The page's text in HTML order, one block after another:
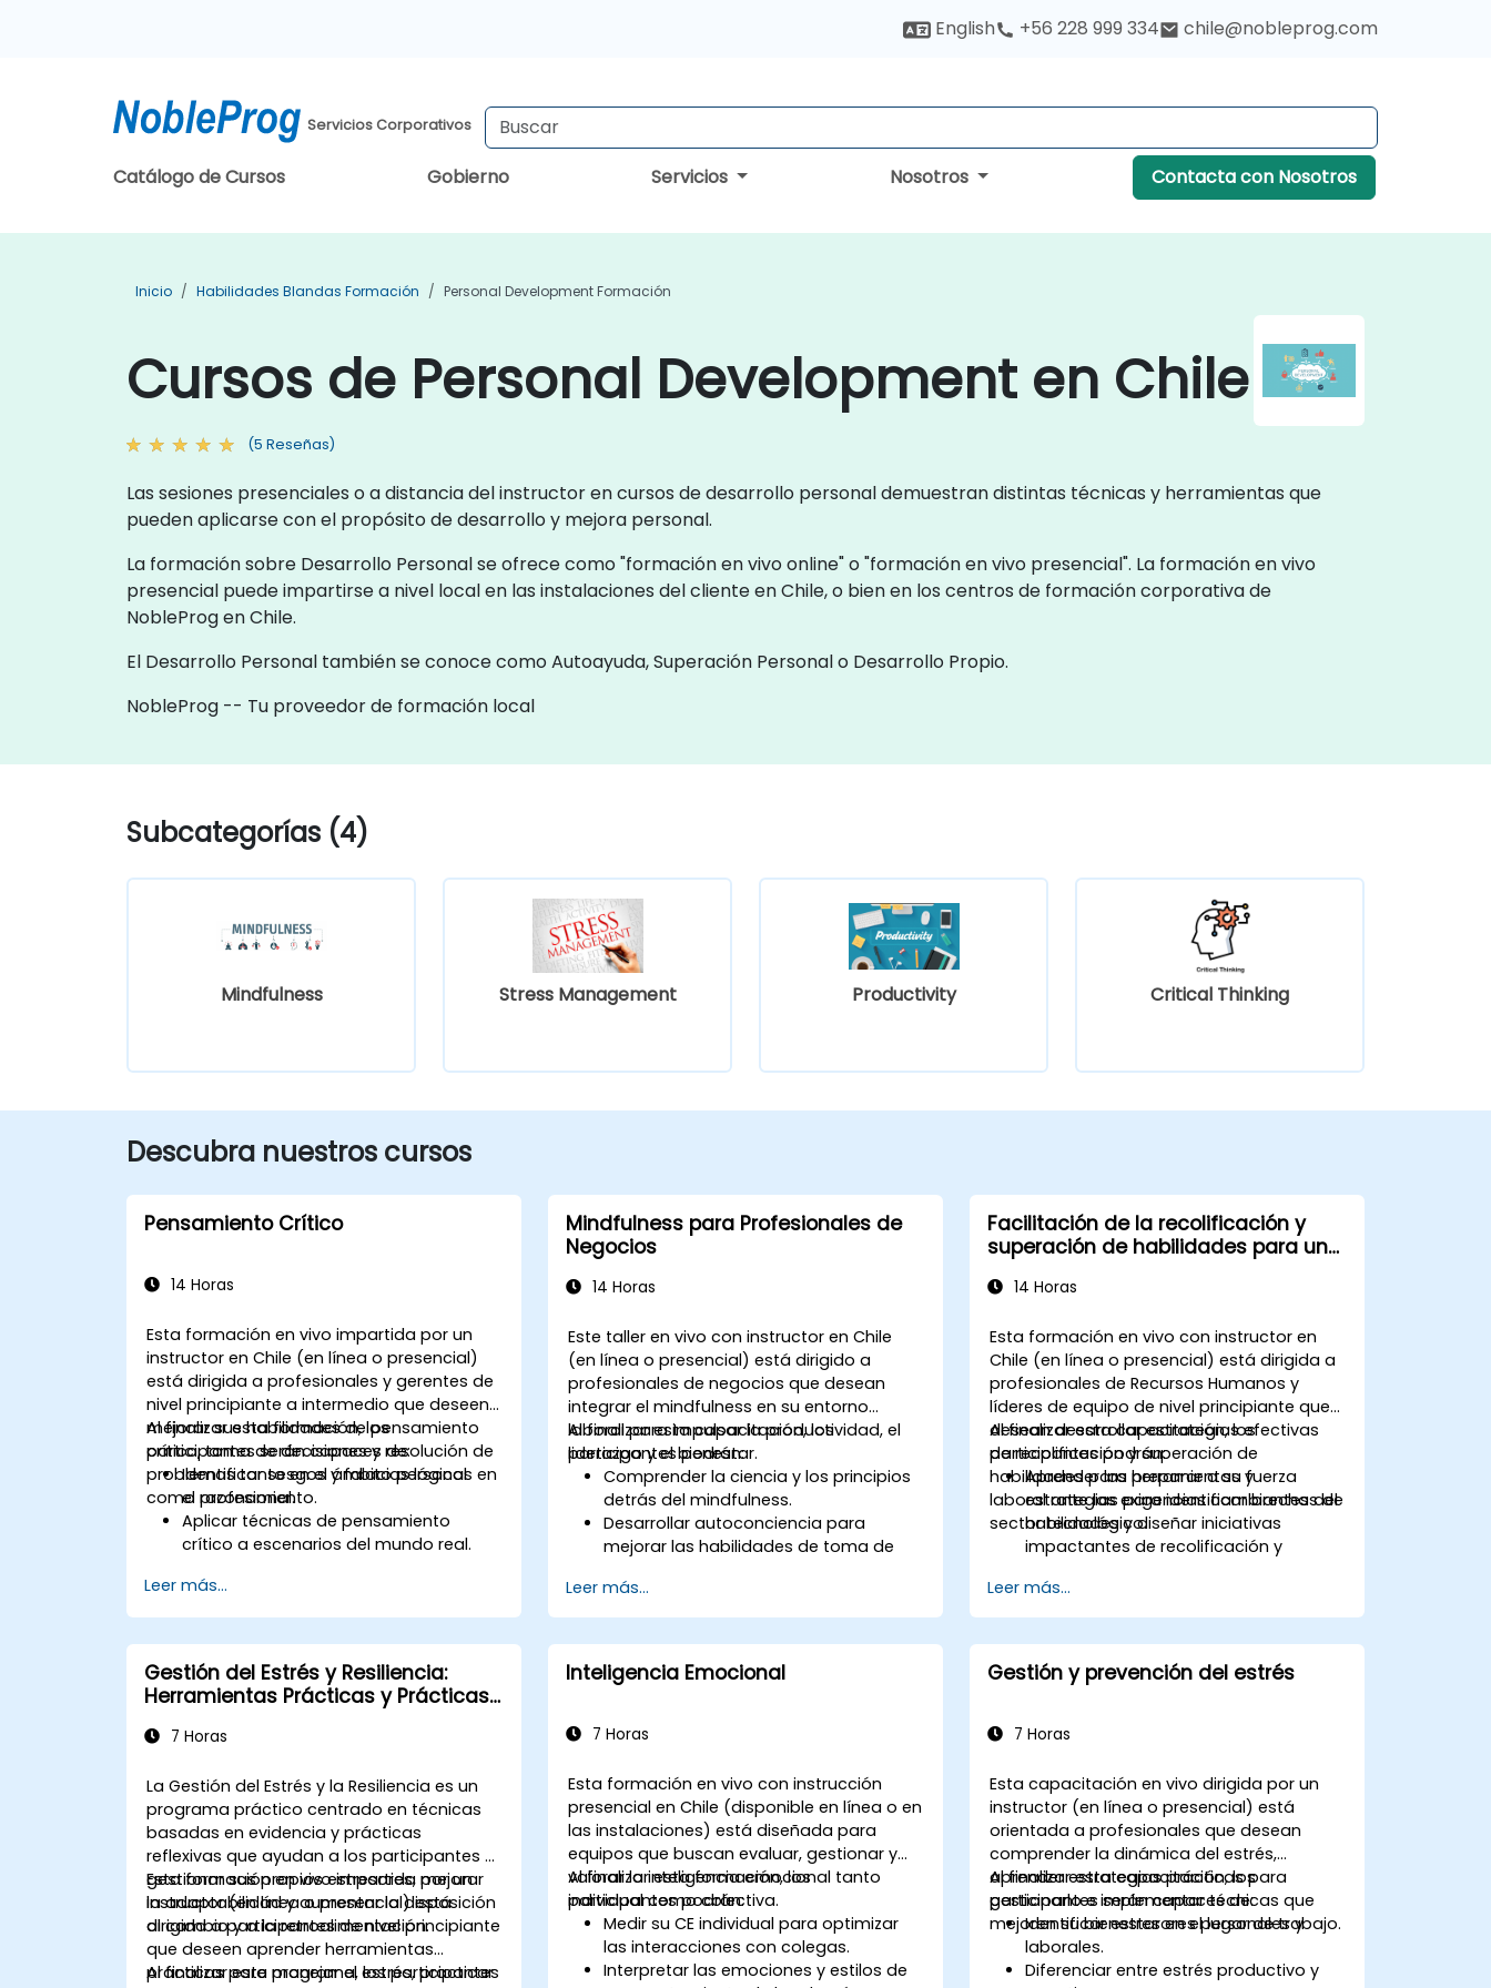
English +56 228 999 334 chile@nobleprog.com
Servicios Corporativos
Catálogo de Cursos Gobierno Servicios Nosotros Contacta con Nosotros
Inicio Habilidades Blandas Formación Personal Development Formación
Cursos de Personal Development en Chile
(5 Reseñas)
Las sesiones presenciales o a distancia del instructor en cursos de desarrollo personal demuestran distintas técnicas y herramientas que
pueden aplicarse con el propósito de desarrollo y mejora personal.
La formación sobre Desarrollo Personal se ofrece como "formación en vivo online" o "formación en vivo presencial". La formación en vivo
presencial puede impartirse a nivel local en las instalaciones del cliente en Chile, o bien en los centros de formación corporativa de
NobleProg en Chile.
El Desarrollo Personal también se conoce como Autoayuda, Superación Personal o Desarrollo Propio.
NobleProg -- Tu proveedor de formación local
Subcategorías (4)
Mindfulness Stress Management Productivity Critical Thinking
Descubra nuestros cursos
Pensamiento Crítico
14 Horas
Esta formación en vivo impartida por un
instructor en Chile (en línea o presencial)
está dirigida a profesionales y gerentes de
nivel principiante a intermedio que deseen
mejorar sus habilidades de pensamiento
crítico, toma de decisiones y resolución de
problemas tanto en el ámbito personal
como profesional.
Al finalizar esta formación, los
participantes serán capaces de:
Identificar sesgos y falacias lógicas en
el razonamiento.
Aplicar técnicas de pensamiento
crítico a escenarios del mundo real.
decisiones mediante un análisis
estructurado.
de problemas para situaciones
complejas.
Leer más...
Mindfulness para Profesionales de
Negocios
14 Horas
Este taller en vivo con instructor en Chile
(en línea o presencial) está dirigido a
profesionales de negocios que desean
integrar el mindfulness en su entorno
laboral para impulsar la productividad, el
liderazgo y el bienestar.
Al finalizar esta capacitación, los
participantes podrán:
Comprender la ciencia y los principios
detrás del mindfulness.
Desarrollar autoconciencia para
mejorar las habilidades de toma de
Mejorar la concentración, la
productividad y la inteligencia
emocional.
Gestionar el estrés laboral, la
incertidumbre y las situaciones de alta
Fomentar una cultura laboral positiva y
Aplicar técnicas de mindfulness para
potenciar la creatividad y la resolución
de problemas.
Leer más...
Facilitación de la recolificación y
superación de habilidades para un
14 Horas
Esta formación en vivo con instructor en
Chile (en línea o presencial) está dirigida a
profesionales de Recursos Humanos y
líderes de equipo de nivel principiante que
desean desarrollar estrategias efectivas
de recolificación y superación de
habilidades para preparar a su fuerza
laboral ante las exigencias cambiantes del
sector tecnológico.
Al finalizar esta capacitación, los
participantes podrán:
Aprender las herramientas y
estrategias para identificar brechas de
habilidades y diseñar iniciativas
impactantes de recolificación y
Fomentar una cultura de aprendizaje
continuo que permita adaptarse a los
rápidos cambios en el sector
tecnológico.
Implementar mecanismos efectivos
garantizar la alineación continua del
Leer más...
Gestión del Estrés y Resiliencia:
Herramientas Prácticas y Prácticas
7 Horas
La Gestión del Estrés y la Resiliencia es un
programa práctico centrado en técnicas
basadas en evidencia y prácticas
reflexivas que ayudan a los participantes a
gestionar sus propios estresores, mejorar
la adaptabilidad y aumentar la disposición
al cambio y a la retroalimentación.
Esta formación en vivo impartida por un
instructor (en línea o presencial) está
dirigida a participantes de nivel principiante
que deseen aprender herramientas
prácticas para manejar el estrés, practicar
Al finalizar este programa, los participantes
Inteligencia Emocional
7 Horas
Esta formación en vivo con instrucción
presencial en Chile (disponible en línea o en
las instalaciones) está diseñada para
equipos que buscan evaluar, gestionar y
valorar la inteligencia emocional tanto
individual como colectiva.
Al finalizar esta formación, los
participantes podrán:
Medir su CE individual para optimizar
las interacciones con colegas.
Interpretar las emociones y estilos de
Gestión y prevención del estrés
7 Horas
Esta capacitación en vivo dirigida por un
instructor (en línea o presencial) está
orientada a profesionales que desean
comprender la dinámica del estrés,
aprender estrategias prácticas para
gestionarlo e implementar técnicas que
mejoren su bienestar en el lugar de trabajo.
Al finalizar esta capacitación, los
participantes serán capaces de:
Identificar estresores personales y
laborales.
Diferenciar entre estrés productivo y